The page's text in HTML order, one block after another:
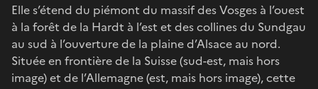
Elle s’étend du piémont du massif des Vosges à l’ouest
à la forêt de la Hardt à l’est et des collines du Sundgau
au sud à l’ouverture de la plaine d’Alsace au nord.
Située en frontière de la Suisse (sud-est, mais hors
image) et de l’Allemagne (est, mais hors image), cette